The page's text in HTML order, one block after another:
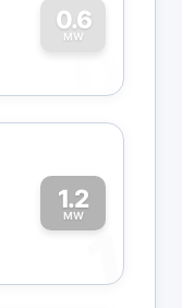
0.6
MW
0
1.2
MW
1